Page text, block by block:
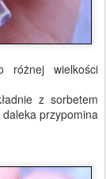
różnej wielkości
z sorbetem
przypomina